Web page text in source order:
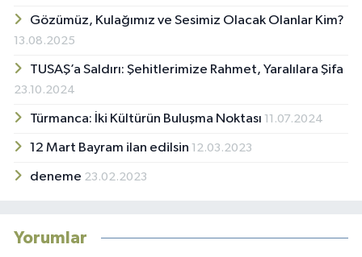
Gözümüz, Kulağımız ve Sesimiz Olacak Olanlar Kim?
13.08.2025
TUSAŞ’a Saldırı: Şehitlerimize Rahmet, Yaralılara Şifa
23.10.2024
Türmanca: İki Kültürün Buluşma Noktası 11.07.2024
12 Mart Bayram ilan edilsin 12.03.2023
deneme 23.02.2023
Yorumlar